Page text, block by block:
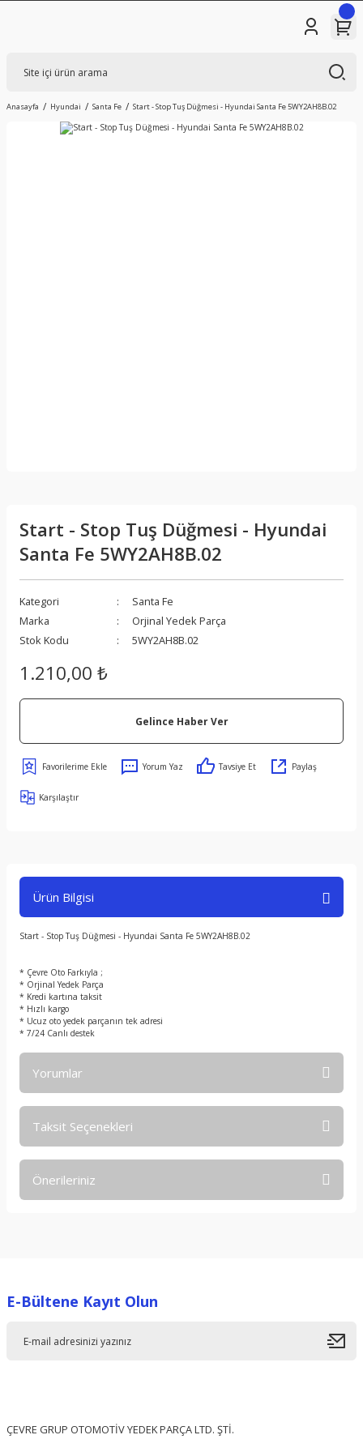
Anasayfa Hyundai Santa Fe Start - Stop Tuş Düğmesi - Hyundai Santa Fe 5WY2AH8B.02
Start - Stop Tuş Düğmesi - Hyundai
Santa Fe 5WY2AH8B.02
Kategori
Santa Fe
Marka
Orjinal Yedek Parça
Stok Kodu
5WY2AH8B.02
1.210,00 ₺
Gelince Haber Ver
Yorum Yaz Tavsiye Et Paylaş
Karşılaştır
Ürün Bilgisi
Start - Stop Tuş Düğmesi - Hyundai Santa Fe 5WY2AH8B.02
* Çevre Oto Farkıyla ;
* Orjinal Yedek Parça
* Kredi kartına taksit
* Hızlı kargo
* Ucuz oto yedek parçanın tek adresi
* 7/24 Canlı destek
Yorumlar
Taksit Seçenekleri
Önerileriniz
Ürün resmi kalitesiz, bozuk veya görüntülenemiyor.
E-Bültene Kayıt Olun
ÇEVRE GRUP OTOMOTİV YEDEK PARÇA LTD. ŞTİ.